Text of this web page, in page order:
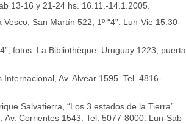
13-16 y 21-24 hs. 16.11.-14.1.2005.
San Martín 522, 1º “4”. Lun-Vie 15.30-
fotos. La Bibliothèque, Uruguay 1223, puerta
Av. Alvear 1595. Tel. 4816-
Salvatierra, “Los 3 estados de la Tierra”.
Corrientes 1543. Tel. 5077-8000. Lun-Sab